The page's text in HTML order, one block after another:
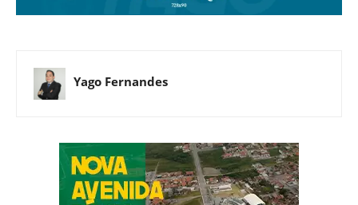
Yago Fernandes